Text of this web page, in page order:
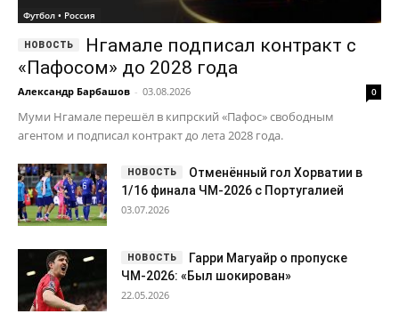
Футбол • Россия
Нгамале подписал контракт с
«Пафосом» до 2028 года
Александр Барбашов - 03.08.2026 0
Муми Нгамале перешёл в кипрский «Пафос» свободным
агентом и подписал контракт до лета 2028 года.
Отменённый гол Хорватии в
1/16 финала ЧМ-2026 с Португалией
03.07.2026
Гарри Магуайр о пропуске
ЧМ-2026: «Был шокирован»
22.05.2026